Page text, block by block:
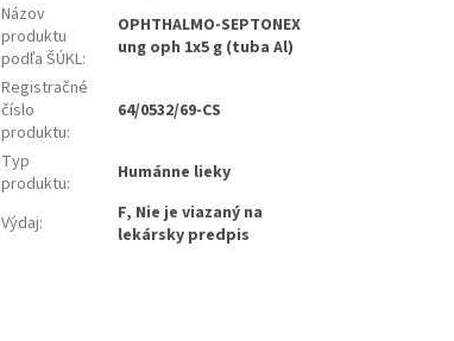
Názov
produktu
podľa ŠÚKL:
OPHTHALMO-SEPTONEX
ung oph 1x5 g (tuba Al)
Registračné
číslo
produktu:
64/0532/69-CS
Typ
produktu: Humánne lieky
Výdaj:
F, Nie je viazaný na
lekársky predpis